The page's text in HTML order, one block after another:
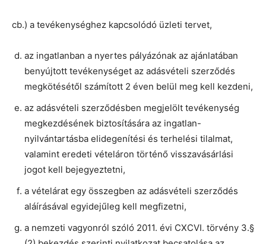
cb.) a tevékenységhez kapcsolódó üzleti tervet,
az ingatlanban a nyertes pályázónak az ajánlatában
benyújtott tevékenységet az adásvételi szerződés
megkötésétől számított 2 éven belül meg kell kezdeni,
az adásvételi szerződésben megjelölt tevékenység
megkezdésének biztosítására az ingatlan-
nyilvántartásba elidegenítési és terhelési tilalmat,
valamint eredeti vételáron történő visszavásárlási
jogot kell bejegyeztetni,
a vételárat egy összegben az adásvételi szerződés
aláírásával egyidejűleg kell megfizetni,
a nemzeti vagyonról szóló 2011. évi CXCVI. törvény 3.§